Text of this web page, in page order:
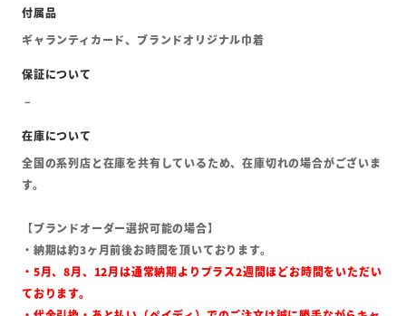
ギャランティカード、ブランドオリジナル巾着
全国の系列店と在庫を共有しているため、在庫切れの場合がございま
す。
【ブランドオーダー選択可能の場合】
・納期は約3ヶ月前後お時間を頂いております。
・5月、8月、12月は通常納期よりプラス2週間ほどお時間をいただい
ております。